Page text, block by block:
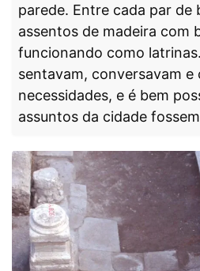
parede. Entre cada par de
assentos de madeira com
funcionando como
sentavam, conversavam e
necessidades, e é bem
assuntos da cidade